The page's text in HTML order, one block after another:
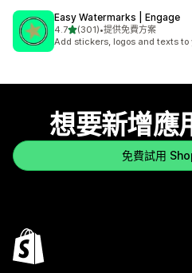
Easy Watermarks | Engage
4.7滿分 5 顆星
(301)
共有 301 則評價
•提供免費方案
Add stickers, logos and texts to
想要新增應
免費試用